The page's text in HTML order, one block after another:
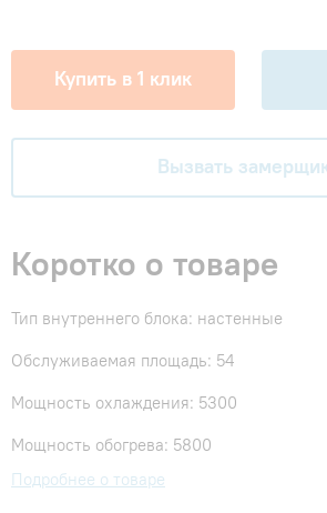
Купить в 1 клик
Вызвать
Коротко о товаре
Тип внутреннего блока: настенные
Обслуживаемая площадь: 54
Мощность охлаждения: 5300
Мощность обогрева: 5800
Подробнее о товаре